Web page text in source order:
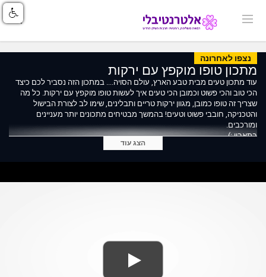
נצפו לאחרונה
מתכון טופו מוקפץ עם ירקות
עוד מתכון טעים מבית טבע הארץ, עולם הסויה.... במתכון הזה נסביר לכם כיצד
הכי טוב והכי פשוט וכמובן הכי טעים איך לעשות טופו מוקפץ עם ירקות. כל מה
שצריך זה טופו כמובן, מגוון ירקות טריים ותבלינים, שימו לב לצורת הבישול
והטכניקה, חובבי פשוט וטעים! בהמשך מבטיחים מתכונים יותר מעניינים
ומורכבים.
בתאבון :)
ניתן למצוא את המתכון גם באתר שלנו: www.tevaharetz.com/tofuהצג עוד